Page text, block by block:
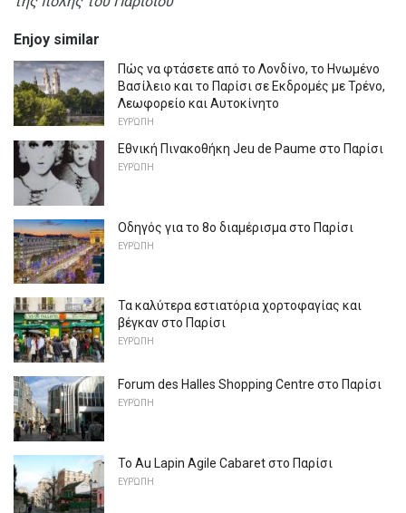
Enjoy similar
Πώς να φτάσετε από το Λονδίνο, το Ηνωμένο
Βασίλειο και το Παρίσι σε Εκδρομές με Τρένο,
Λεωφορείο και Αυτοκίνητο
ΕΥΡΏΠΗ
Εθνική Πινακοθήκη Jeu de Paume στο Παρίσι
ΕΥΡΏΠΗ
Οδηγός για το 8ο διαμέρισμα στο Παρίσι
ΕΥΡΏΠΗ
Τα καλύτερα εστιατόρια χορτοφαγίας και
βέγκαν στο Παρίσι
ΕΥΡΏΠΗ
Forum des Halles Shopping Centre στο Παρίσι
ΕΥΡΏΠΗ
Το Au Lapin Agile Cabaret στο Παρίσι
ΕΥΡΏΠΗ